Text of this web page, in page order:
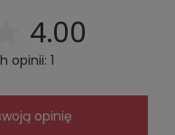
4.00
opinii: 1
opinię